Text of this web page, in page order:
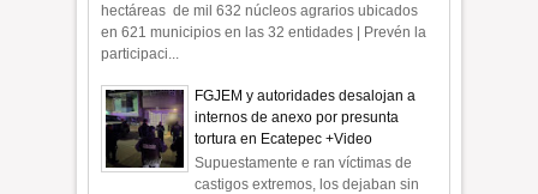
hectáreas de mil 632 núcleos agrarios ubicados
en 621 municipios en las 32 entidades | Prevén la
participaci...
FGJEM y autoridades desalojan a
internos de anexo por presunta
tortura en Ecatepec +Video
Supuestamente e ran víctimas de
castigos extremos, los dejaban sin